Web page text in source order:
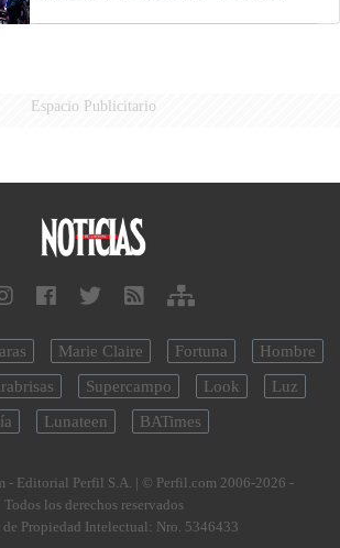
Espacio Publicitario
Marie Claire Fortuna
Hombre
Supercampo Look
Luz
Lunateen BATimes
- Editorial Perfil S.A. | © Perfil.com 2006-2026 -
Todos los derechos reservados
de Propiedad Intelectual: Nro. 5346433